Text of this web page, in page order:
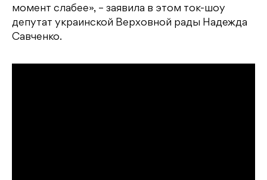
момент слабее», – заявила в этом ток-шоу
депутат украинской Верховной рады Надежда
Савченко.